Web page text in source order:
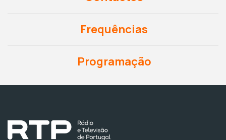
Frequências
Programação